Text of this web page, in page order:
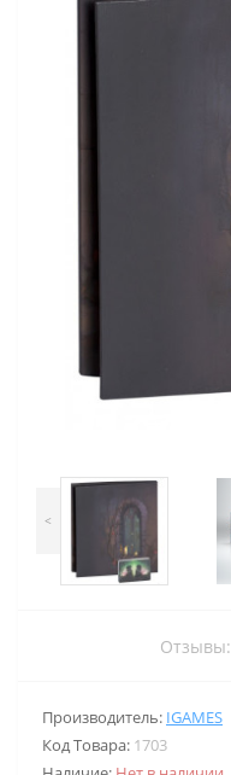
<
Отзывы:
Производитель: IGAMES
Код Товара: 1703